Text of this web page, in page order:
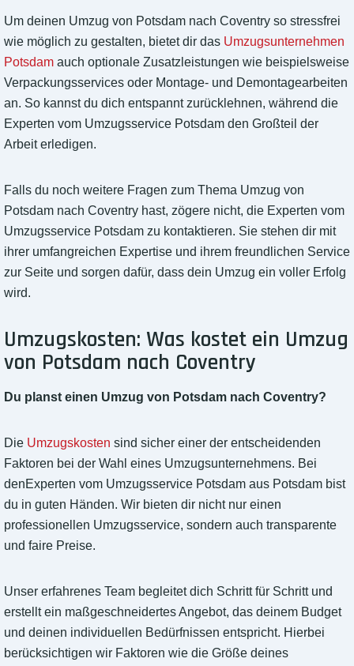
Um deinen Umzug von Potsdam nach Coventry so stressfrei
wie möglich zu gestalten, bietet dir das Umzugsunternehmen
Potsdam auch optionale Zusatzleistungen wie beispielsweise
Verpackungsservices oder Montage- und Demontagearbeiten
an. So kannst du dich entspannt zurücklehnen, während die
Experten vom Umzugsservice Potsdam den Großteil der
Arbeit erledigen.
Falls du noch weitere Fragen zum Thema Umzug von
Potsdam nach Coventry hast, zögere nicht, die Experten vom
Umzugsservice Potsdam zu kontaktieren. Sie stehen dir mit
ihrer umfangreichen Expertise und ihrem freundlichen Service
zur Seite und sorgen dafür, dass dein Umzug ein voller Erfolg
wird.
Umzugskosten: Was kostet ein Umzug
von Potsdam nach Coventry
Du planst einen Umzug von Potsdam nach Coventry?
Die Umzugskosten sind sicher einer der entscheidenden
Faktoren bei der Wahl eines Umzugsunternehmens. Bei
denExperten vom Umzugsservice Potsdam aus Potsdam bist
du in guten Händen. Wir bieten dir nicht nur einen
professionellen Umzugsservice, sondern auch transparente
und faire Preise.
Unser erfahrenes Team begleitet dich Schritt für Schritt und
erstellt ein maßgeschneidertes Angebot, das deinem Budget
und deinen individuellen Bedürfnissen entspricht. Hierbei
berücksichtigen wir Faktoren wie die Größe deines